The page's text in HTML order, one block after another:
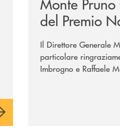
del Premio
Eubiosa di
Il Direttore Generale
particolare
Imbrogno e Raffaele